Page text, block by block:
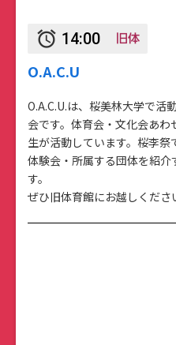
alarm 14:00 旧体
O.A.C.U
O.A.C.U.は、桜美林大学で活
会です。体育会・文化会あ
生が活動しています。桜李祭
体験会・所属する団体を紹介
す。
ぜひ旧体育館にお越しくださ